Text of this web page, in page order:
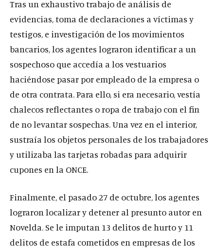
Tras un exhaustivo trabajo de análisis de
evidencias, toma de declaraciones a víctimas y
testigos, e investigación de los movimientos
bancarios, los agentes lograron identificar a un
sospechoso que accedía a los vestuarios
haciéndose pasar por empleado de la empresa o
de otra contrata. Para ello, si era necesario, vestía
chalecos reflectantes o ropa de trabajo con el fin
de no levantar sospechas. Una vez en el interior,
sustraía los objetos personales de los trabajadores
y utilizaba las tarjetas robadas para adquirir
cupones en la ONCE.
Finalmente, el pasado 27 de octubre, los agentes
lograron localizar y detener al presunto autor en
Novelda. Se le imputan 13 delitos de hurto y 11
delitos de estafa cometidos en empresas de los